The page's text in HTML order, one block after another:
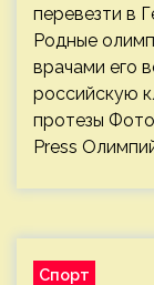
перевезти в
Родные
врачами его
российскую
протезы
Press
Спорт